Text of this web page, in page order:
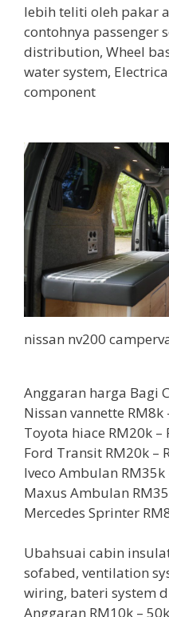
lebih teliti oleh pakar
contohnya passenger
distribution, Wheel
water system,
component
nissan nv200
Anggaran harga Bagi
Nissan vannette RM8k
Toyota hiace RM20k –
Ford Transit RM20k –
Iveco Ambulan RM35k
Maxus Ambulan
Mercedes Sprinter
Ubahsuai cabin
sofabed, ventilation
wiring, bateri system
Anggaran RM10k – 50k